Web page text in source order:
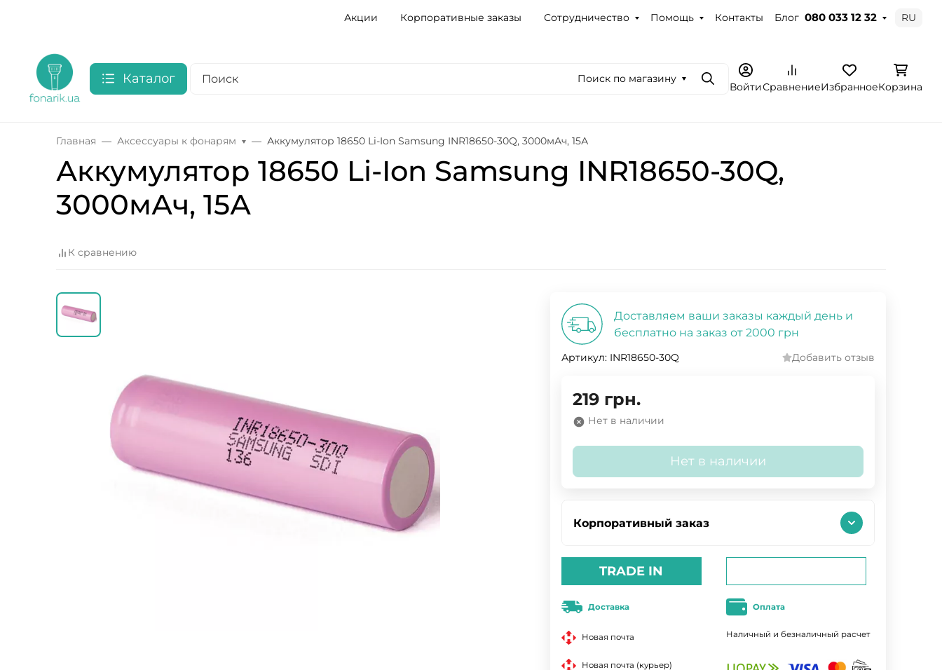
Акции Корпоративные заказы Сотрудничество Помощь Контакты Блог 080 033 12 32 RU
Каталог Поиск по магазину
ПоискВойтиСравнениеИзбранноеКорзина
Главная Аксессуары к фонарям Аккумулятор 18650 Li-Ion Samsung INR18650-30Q, 3000мАч, 15А
Аккумулятор 18650 Li-Ion Samsung INR18650-30Q,
3000мАч, 15А
К сравнению
Доставляем ваши заказы каждый день и
бесплатно на заказ от 2000 грн
Артикул: INR18650-30Q Добавить отзыв
219 грн.
Нет в наличии
Нет в наличии
Корпоративный заказ
TRADE IN
Доставка
Новая почта
Новая почта (курьер)
Оплата
Наличный и безналичный расчет